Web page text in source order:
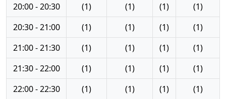
20:00 - 20:30
(1) (1) (1)
(1)
20:30 - 21:00
(1) (1) (1)
(1)
21:00 - 21:30
(1) (1) (1)
(1)
21:30 - 22:00
(1) (1) (1)
(1)
22:00 - 22:30
(1) (1) (1) (1)